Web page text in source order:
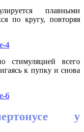
плавными
по кругу, повторяя
стимуляцией всего
к пупку и снова
у